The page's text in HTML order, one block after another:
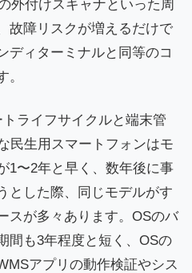
外付けスキャナといった周
故障リスクが増えるだけで
ディターミナルと同等のコ
。
ライフサイクルと端末管
民生用スマートフォンはモ
1〜2年と早く、数年後に事
とした際、同じモデルがす
スが多々あります。OSのバ
間も3年程度と短く、OSの
アプリの動作検証やシス